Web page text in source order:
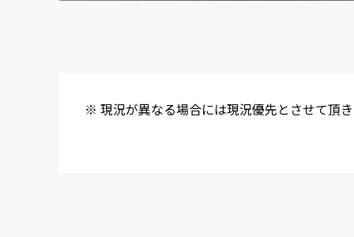
※ 現況が異なる場合には現況優先とさせて頂